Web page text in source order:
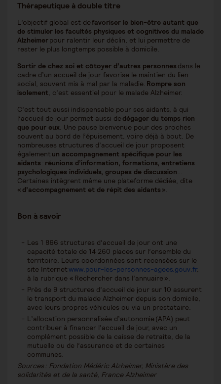
Thérapeutique à double titre
L’objectif global est defavoriser le bien-être autant que
de stimuler les facultés physiques et cognitives du malade
Alzheimerpour ralentir leur déclin, et lui permettre de
rester le plus longtemps possible à domicile.
Sortir de chez soi et côtoyer d’autres personnes dans le
cadre d’un accueil de jour favorise le maintien du lien
social, souvent mis à mal par la maladie. Rompre son
isolement, c’est essentiel pour le malade Alzheimer.
C’est tout aussi indispensable pour ses aidants, à qui
l’accueil de jour permet aussi dedégager du temps rien
que pour eux. Une pause bienvenue pour des proches
souvent au bord de l’épuisement, voire déjà à bout. De
nombreuses structures d’accueil de jour proposent
également un accompagnement spécifique pour les
aidants : réunions d’information, formations, entretiens
psychologiques individuels, groupes de discussion…
Certaines intègrent même une plateforme dédiée, dite
« d’accompagnement et de répit des aidants ».
Bon à savoir
Les 1 866 structures d’accueil de jour ont une
capacité totale de 14 260 places sur l’ensemble du
territoire. Leurs coordonnées sont recensées sur le
site Internetwww.pour-les-personnes-agees.gouv.fr,
à la rubrique « Rechercher dans l’annuaire ».
Près de 9 structures d’accueil de jour sur 10 assurent
le transport du malade Alzheimer depuis son domicile,
avec leurs propres véhicules ou via un prestataire.
L’allocation personnalisée d’autonomie (APA) peut
contribuer à financer l’accueil de jour, avec un
complément possible de la caisse de retraite, de la
mutuelle ou de l’assurance et de certaines
communes.
Sources : Fondation Médéric Alzheimer, Ministère des
solidarités et de la santé, France Alzheimer